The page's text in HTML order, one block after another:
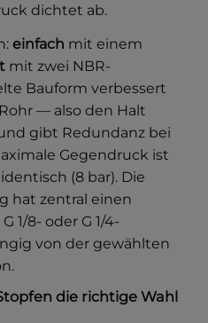
dichtet ab.
einfach mit einem
mit zwei NBR-
Bauform verbessert
— also den Halt
gibt Redundanz bei
Gegendruck ist
(8 bar). Die
hat zentral einen
1/8- oder G 1/4-
von der gewählten
die richtige Wahl